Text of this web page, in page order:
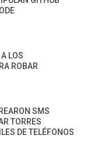
LOS
ROBAR
SMS
TORRES
DE TELÉFONOS